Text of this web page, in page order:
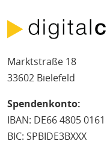
Marktstraße 18
33602 Bielefeld
Spendenkonto:
IBAN: DE66 4805
BIC: SPBIDE3BXXX